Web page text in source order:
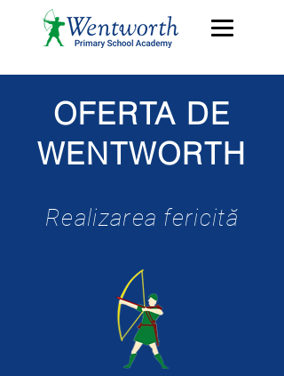
OFERTA DE
WENTWORTH
Realizarea fericită